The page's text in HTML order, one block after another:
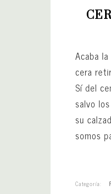
Acaba
cera
Sí del
salvo
su
somos
Categoría: